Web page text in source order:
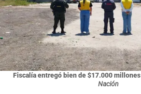
Fiscalía entregó bien de $17.000 millones
Nación